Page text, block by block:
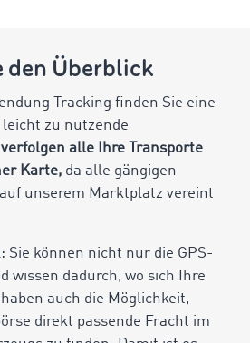
den Überblick
Tracking finden Sie eine
zu nutzende
verfolgen alle Ihre Transporte
Karte, da alle gängigen
auf unserem Marktplatz vereint
Sie können nicht nur die GPS-
wissen dadurch, wo sich Ihre
auch die Möglichkeit,
direkt passende Fracht im